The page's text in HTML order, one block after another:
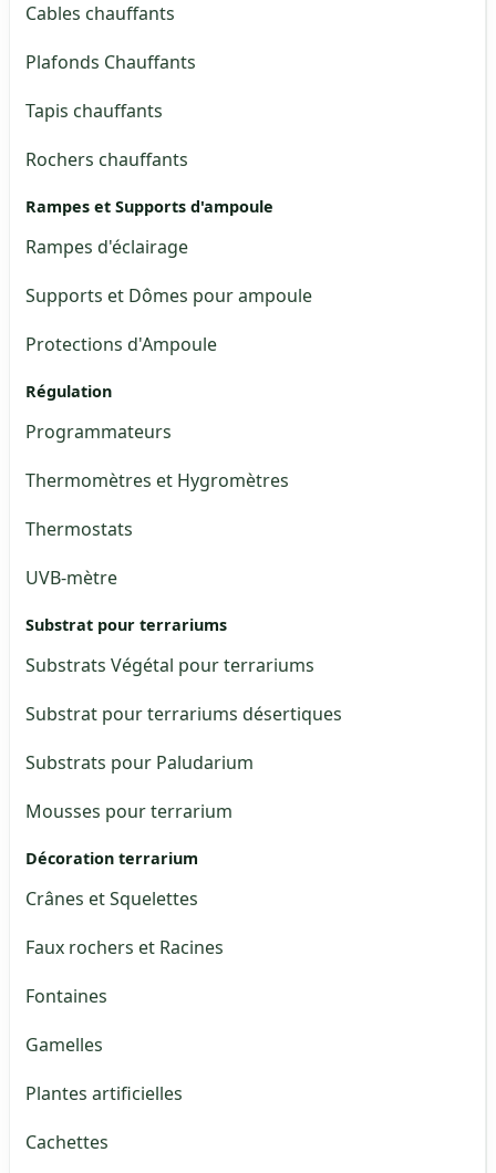
Cables chauffants
Plafonds Chauffants
Tapis chauffants
Rochers chauffants
Rampes et Supports d'ampoule
Rampes d'éclairage
Supports et Dômes pour ampoule
Protections d'Ampoule
Régulation
Programmateurs
Thermomètres et Hygromètres
Thermostats
UVB-mètre
Substrat pour terrariums
Substrats Végétal pour terrariums
Substrat pour terrariums désertiques
Substrats pour Paludarium
Mousses pour terrarium
Décoration terrarium
Crânes et Squelettes
Faux rochers et Racines
Fontaines
Gamelles
Plantes artificielles
Cachettes